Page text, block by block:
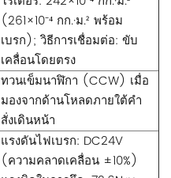
(261×10⁻⁴ กก.·ม.² พร้อม
เบรก); วิธีการเชื่อมต่อ: ขับ
เคลื่อนโดยตรง
ทวนเข็มนาฬิกา (CCW) เมื่อ
มองจากด้านโหลดภายใต้คำ
สั่งเดินหน้า
แรงดันไฟเบรก: DC24V
(ความคลาดเคลื่อน ±10%)